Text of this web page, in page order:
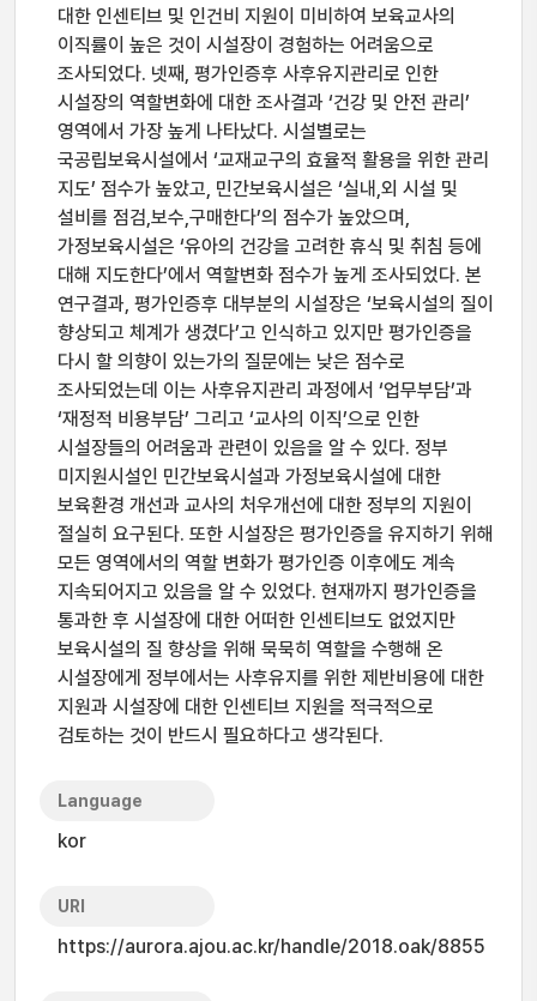
대한 인센티브 및 인건비 지원이 미비하여 보육교사의
이직률이 높은 것이 시설장이 경험하는 어려움으로
조사되었다. 넷째, 평가인증후 사후유지관리로 인한
시설장의 역할변화에 대한 조사결과 ‘건강 및 안전 관리’
영역에서 가장 높게 나타났다. 시설별로는
국공립보육시설에서 ‘교재교구의 효율적 활용을 위한 관리
지도’ 점수가 높았고, 민간보육시설은 ‘실내,외 시설 및
설비를 점검,보수,구매한다’의 점수가 높았으며,
가정보육시설은 ‘유아의 건강을 고려한 휴식 및 취침 등에
대해 지도한다’에서 역할변화 점수가 높게 조사되었다. 본
연구결과, 평가인증후 대부분의 시설장은 ‘보육시설의 질이
향상되고 체계가 생겼다’고 인식하고 있지만 평가인증을
다시 할 의향이 있는가의 질문에는 낮은 점수로
조사되었는데 이는 사후유지관리 과정에서 ‘업무부담’과
‘재정적 비용부담’ 그리고 ‘교사의 이직’으로 인한
시설장들의 어려움과 관련이 있음을 알 수 있다. 정부
미지원시설인 민간보육시설과 가정보육시설에 대한
보육환경 개선과 교사의 처우개선에 대한 정부의 지원이
절실히 요구된다. 또한 시설장은 평가인증을 유지하기 위해
모든 영역에서의 역할 변화가 평가인증 이후에도 계속
지속되어지고 있음을 알 수 있었다. 현재까지 평가인증을
통과한 후 시설장에 대한 어떠한 인센티브도 없었지만
보육시설의 질 향상을 위해 묵묵히 역할을 수행해 온
시설장에게 정부에서는 사후유지를 위한 제반비용에 대한
지원과 시설장에 대한 인센티브 지원을 적극적으로
검토하는 것이 반드시 필요하다고 생각된다.
Language
kor
URI
https://aurora.ajou.ac.kr/handle/2018.oak/8855